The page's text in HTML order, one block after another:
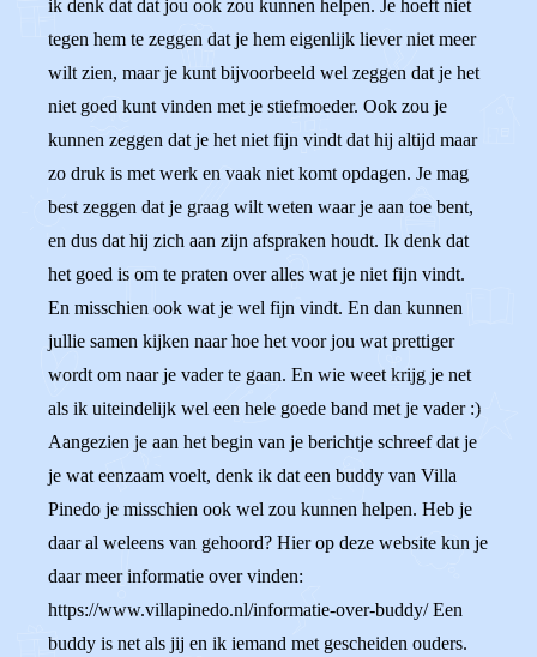
ik denk dat dat jou ook zou kunnen helpen. Je hoeft niet
tegen hem te zeggen dat je hem eigenlijk liever niet meer
wilt zien, maar je kunt bijvoorbeeld wel zeggen dat je het
niet goed kunt vinden met je stiefmoeder. Ook zou je
kunnen zeggen dat je het niet fijn vindt dat hij altijd maar
zo druk is met werk en vaak niet komt opdagen. Je mag
best zeggen dat je graag wilt weten waar je aan toe bent,
en dus dat hij zich aan zijn afspraken houdt. Ik denk dat
het goed is om te praten over alles wat je niet fijn vindt.
En misschien ook wat je wel fijn vindt. En dan kunnen
jullie samen kijken naar hoe het voor jou wat prettiger
wordt om naar je vader te gaan. En wie weet krijg je net
als ik uiteindelijk wel een hele goede band met je vader :)
Aangezien je aan het begin van je berichtje schreef dat je
je wat eenzaam voelt, denk ik dat een buddy van Villa
Pinedo je misschien ook wel zou kunnen helpen. Heb je
daar al weleens van gehoord? Hier op deze website kun je
daar meer informatie over vinden:
https://www.villapinedo.nl/informatie-over-buddy/ Een
buddy is net als jij en ik iemand met gescheiden ouders.